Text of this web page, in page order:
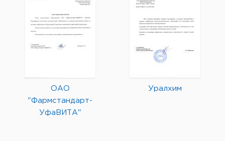
ОАО
"Фармстандарт-
УфаВИТА"
Уралхим